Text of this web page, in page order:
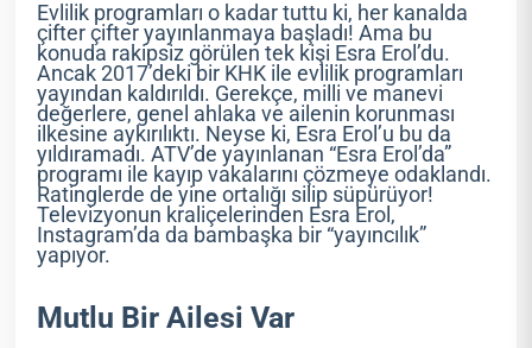
Evlilik programları o kadar tuttu ki, her kanalda
çifter çifter yayınlanmaya başladı! Ama bu
konuda rakipsiz görülen tek kişi Esra Erol’du.
Ancak 2017’deki bir KHK ile evlilik programları
yayından kaldırıldı. Gerekçe, milli ve manevi
değerlere, genel ahlaka ve ailenin korunması
ilkesine aykırılıktı. Neyse ki, Esra Erol’u bu da
yıldıramadı. ATV’de yayınlanan “Esra Erol’da”
programı ile kayıp vakalarını çözmeye odaklandı.
Ratinglerde de yine ortalığı silip süpürüyor!
Televizyonun kraliçelerinden Esra Erol,
Instagram’da da bambaşka bir “yayıncılık”
yapıyor.
Mutlu Bir Ailesi Var